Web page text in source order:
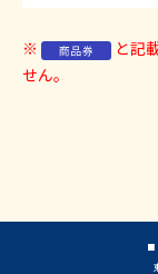
※
と記
せん。